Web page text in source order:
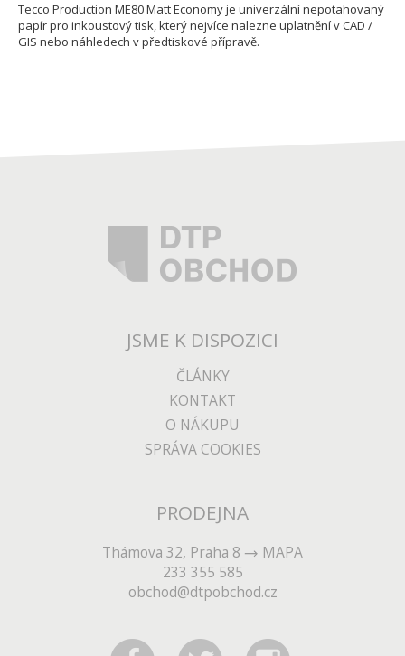
Tecco Production ME80 Matt Economy je univerzální nepotahovaný
papír pro inkoustový tisk, který nejvíce nalezne uplatnění v CAD /
GIS nebo náhledech v předtiskové přípravě.
JSME K DISPOZICI
ČLÁNKY
KONTAKT
O NÁKUPU
SPRÁVA COOKIES
PRODEJNA
Thámova 32, Praha 8
MAPA
233 355 585
obchod@dtpobchod.cz